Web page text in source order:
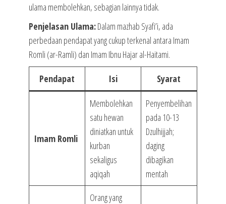
ulama membolehkan, sebagian lainnya tidak.
Penjelasan Ulama:Dalam mazhab Syafi’i, ada
perbedaan pendapat yang cukup terkenal antara Imam
Romli (ar-Ramli) dan Imam Ibnu Hajar al-Haitami.
Pendapat
Isi Syarat
Imam Romli
Membolehkan
satu hewan
diniatkan untuk
kurban
sekaligus
aqiqah
Penyembelihan
pada 10-13
Dzulhijjah;
daging
dibagikan
mentah
Orang yang